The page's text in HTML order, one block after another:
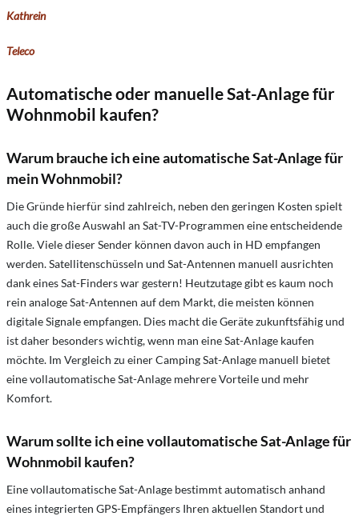
Kathrein
Teleco
Automatische oder manuelle Sat-Anlage für
Wohnmobil kaufen?
Warum brauche ich eine automatische Sat-Anlage für
mein Wohnmobil?
Die Gründe hierfür sind zahlreich, neben den geringen Kosten spielt
auch die große Auswahl an Sat-TV-Programmen eine entscheidende
Rolle. Viele dieser Sender können davon auch in HD empfangen
werden. Satellitenschüsseln und Sat-Antennen manuell ausrichten
dank eines Sat-Finders war gestern! Heutzutage gibt es kaum noch
rein analoge Sat-Antennen auf dem Markt, die meisten können
digitale Signale empfangen. Dies macht die Geräte zukunftsfähig und
ist daher besonders wichtig, wenn man eine Sat-Anlage kaufen
möchte. Im Vergleich zu einer Camping Sat-Anlage manuell bietet
eine vollautomatische Sat-Anlage mehrere Vorteile und mehr
Komfort.
Warum sollte ich eine vollautomatische Sat-Anlage für
Wohnmobil kaufen?
Eine vollautomatische Sat-Anlage bestimmt automatisch anhand
eines integrierten GPS-Empfängers Ihren aktuellen Standort und